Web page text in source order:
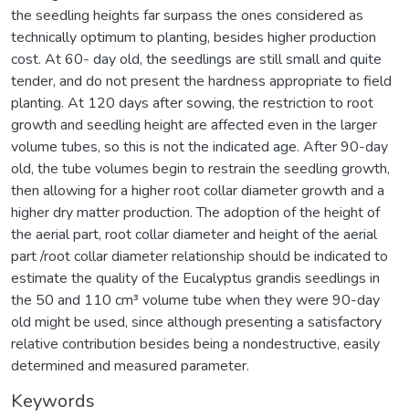
the seedling heights far surpass the ones considered as
technically optimum to planting, besides higher production
cost. At 60- day old, the seedlings are still small and quite
tender, and do not present the hardness appropriate to field
planting. At 120 days after sowing, the restriction to root
growth and seedling height are affected even in the larger
volume tubes, so this is not the indicated age. After 90-day
old, the tube volumes begin to restrain the seedling growth,
then allowing for a higher root collar diameter growth and a
higher dry matter production. The adoption of the height of
the aerial part, root collar diameter and height of the aerial
part /root collar diameter relationship should be indicated to
estimate the quality of the Eucalyptus grandis seedlings in
the 50 and 110 cm³ volume tube when they were 90-day
old might be used, since although presenting a satisfactory
relative contribution besides being a nondestructive, easily
determined and measured parameter.
Keywords